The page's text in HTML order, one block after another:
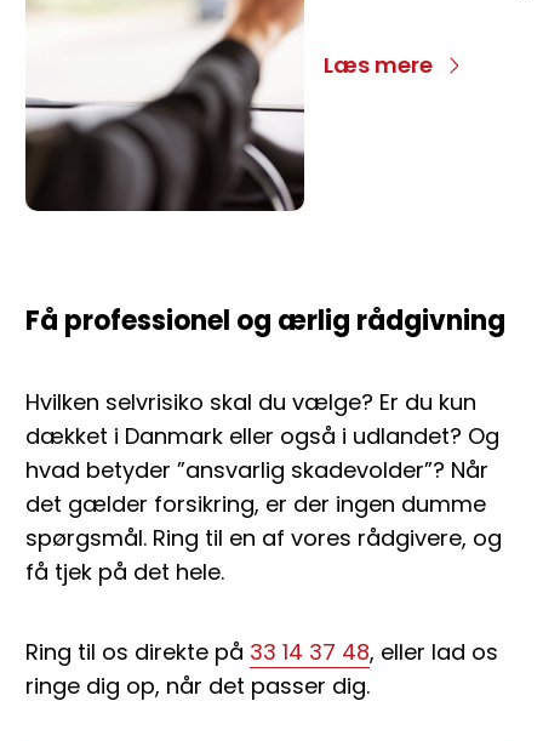
Læs mere
Få professionel og ærlig rådgivning
Hvilken selvrisiko skal du vælge? Er du kun
dækket i Danmark eller også i udlandet? Og
hvad betyder ”ansvarlig skadevolder”? Når
det gælder forsikring, er der ingen dumme
spørgsmål. Ring til en af vores rådgivere, og
få tjek på det hele.
Ring til os direkte på 33 14 37 48, eller lad os
ringe dig op, når det passer dig.